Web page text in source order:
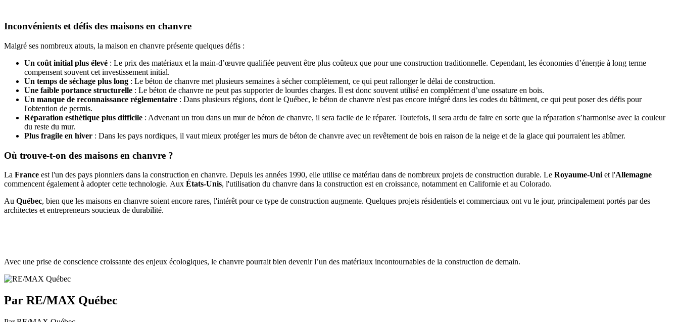
Inconvénients et défis des maisons en chanvre
Malgré ses nombreux atouts, la maison en chanvre présente quelques défis :
Un coût initial plus élevé : Le prix des matériaux et la main-d’œuvre qualifiée peuvent être plus coûteux que pour une construction traditionnelle. Cependant, les économies d’énergie à long terme
compensent souvent cet investissement initial.
Un temps de séchage plus long : Le béton de chanvre met plusieurs semaines à sécher complètement, ce qui peut rallonger le délai de construction.
Une faible portance structurelle : Le béton de chanvre ne peut pas supporter de lourdes charges. Il est donc souvent utilisé en complément d’une ossature en bois.
Un manque de reconnaissance réglementaire : Dans plusieurs régions, dont le Québec, le béton de chanvre n'est pas encore intégré dans les codes du bâtiment, ce qui peut poser des défis pour
l'obtention de permis.
Réparation esthétique plus difficile : Advenant un trou dans un mur de béton de chanvre, il sera facile de le réparer. Toutefois, il sera ardu de faire en sorte que la réparation s’harmonise avec la couleur
du reste du mur.
Plus fragile en hiver : Dans les pays nordiques, il vaut mieux protéger les murs de béton de chanvre avec un revêtement de bois en raison de la neige et de la glace qui pourraient les abîmer.
Où trouve-t-on des maisons en chanvre ?
La France est l'un des pays pionniers dans la construction en chanvre. Depuis les années 1990, elle utilise ce matériau dans de nombreux projets de construction durable. Le Royaume-Uni et l'Allemagne
commencent également à adopter cette technologie. Aux États-Unis, l'utilisation du chanvre dans la construction est en croissance, notamment en Californie et au Colorado.
Au Québec, bien que les maisons en chanvre soient encore rares, l'intérêt pour ce type de construction augmente. Quelques projets résidentiels et commerciaux ont vu le jour, principalement portés par des
architectes et entrepreneurs soucieux de durabilité.
Avec une prise de conscience croissante des enjeux écologiques, le chanvre pourrait bien devenir l’un des matériaux incontournables de la construction de demain.
Par RE/MAX Québec